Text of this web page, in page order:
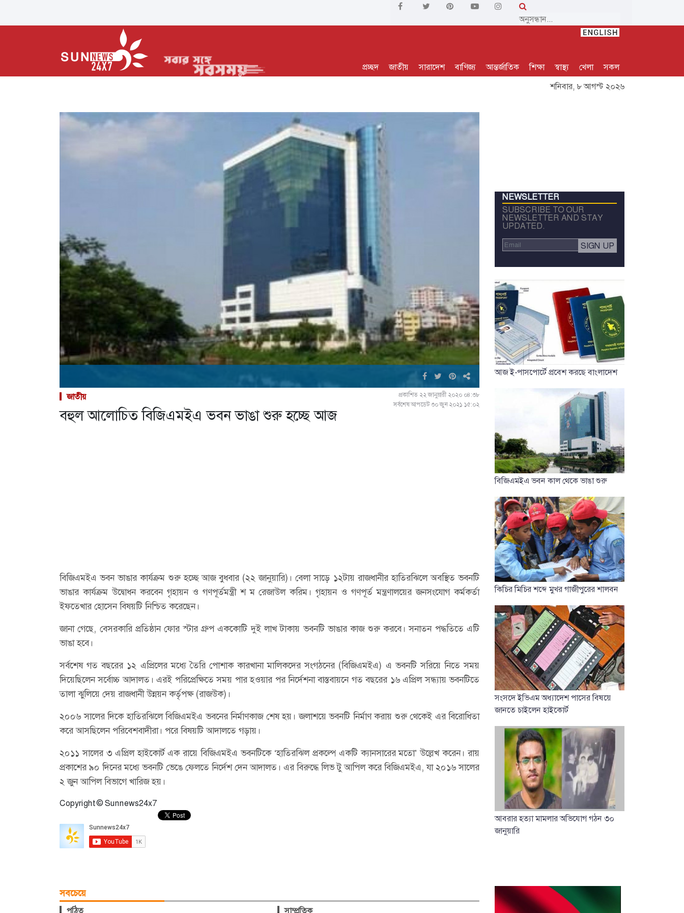
প্রচ্ছদ জাতীয় সারাদেশ বাণিজ্য আন্তর্জাতিক শিক্ষা স্বাস্থ্য খেলা
সকল
শনিবার, ৮ আগস্ট ২০২৬
জাতীয়
প্রকাশিত ২২ জানুয়ারী ২০২০ ০৪:৩৮
সর্বশেষ আপডেট ৩০ জুন ২০২১ ১৫:০২
বহুল আলোচিত বিজিএমইএ ভবন ভাঙা শুরু হচ্ছে আজ
বিজিএমইএ ভবন ভাঙার কার্যক্রম শুরু হচ্ছে আজ বুধবার (২২ জানুয়ারি)। বেলা সাড়ে ১২টায় রাজধানীর হাতিরঝিলে অবস্থিত ভবনটি
ভাঙার কার্যক্রম উদ্বোধন করবেন গৃহায়ন ও গণপূর্তমন্ত্রী শ ম রেজাউল করিম। গৃহায়ন ও গণপূর্ত মন্ত্রণালয়ের জনসংযোগ কর্মকর্তা
ইফতেখার হোসেন বিষয়টি নিশ্চিত করেছেন।
জানা গেছে, বেসরকারি প্রতিষ্ঠান ফোর স্টার গ্রুপ এককোটি দুই লাখ টাকায় ভবনটি ভাঙার কাজ শুরু করবে। সনাতন পদ্ধতিতে এটি
ভাঙা হবে।
সর্বশেষ গত বছরের ১২ এপ্রিলের মধ্যে তৈরি পোশাক কারখানা মালিকদের সংগঠনের (বিজিএমইএ) এ ভবনটি সরিয়ে নিতে সময়
দিয়েছিলেন সর্বোচ্চ আদালত। এরই পরিপ্রেক্ষিতে সময় পার হওয়ার পর নির্দেশনা বাস্তবায়নে গত বছরের ১৬ এপ্রিল সন্ধ্যায় ভবনটিতে
তালা ঝুলিয়ে দেয় রাজধানী উন্নয়ন কর্তৃপক্ষ (রাজউক)।
২০০৬ সালের দিকে হাতিরঝিলে বিজিএমইএ ভবনের নির্মাণকাজ শেষ হয়। জলাশয়ে ভবনটি নির্মাণ করায় শুরু থেকেই এর বিরোধিতা
করে আসছিলেন পরিবেশবাদীরা। পরে বিষয়টি আদালতে গড়ায়।
২০১১ সালের ৩ এপ্রিল হাইকোর্ট এক রায়ে বিজিএমইএ ভবনটিকে ‘হাতিরঝিল প্রকল্পে একটি ক্যানসারের মতো’ উল্লেখ করেন। রায়
প্রকাশের ৯০ দিনের মধ্যে ভবনটি ভেঙে ফেলতে নির্দেশ দেন আদালত। এর বিরুদ্ধে লিভ টু আপিল করে বিজিএমইএ, যা ২০১৬ সালের
২ জুন আপিল বিভাগে খারিজ হয়।
Copyright © Sunnews24x7
NEWSLETTER
SUBSCRIBE TO OUR
NEWSLETTER AND STAY
UPDATED.
আজ ই-পাসপোর্টে প্রবেশ করছে বাংলাদেশ
বিজিএমইএ ভবন কাল থেকে ভাঙা শুরু
কিচির মিচির শব্দে মুখর গাজীপুরের শালবন
সংসদে ইভিএম অধ্যাদেশ পাসের বিষয়ে
জানতে চাইলেন হাইকোর্ট
আবরার হত্যা মামলার অভিযোগ গঠন ৩০
জানুয়ারি
সবচেয়ে
পঠিত সাম্প্রতিক